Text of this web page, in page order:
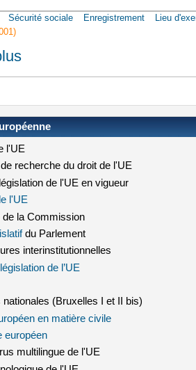
Sécurité sociale Enregistrement
Lieu
l'UE
externe)
recherche du droit de l'UE
externe)de l'UE en vigueur
l'UE
(le lien est externe)
de la Commission
(le lien est externe)
du Parlement
interinstitutionnelles
de l’UE
lien est externe)
nationales (Bruxelles I et II bis)
en matière civile(le lien est externe)
européen(le lien est externe)
externe)
multilingue de l'UE